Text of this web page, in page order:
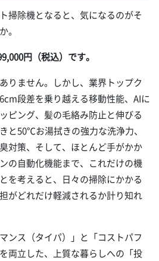
掃除機となると、気になるのがそ
。
円（税込）です。
りません。しかし、業界トップク
段差を乗り越える移動性能、AIに
ピング、髪の毛絡み防止と伸びる
と50℃お湯拭きの強力な洗浄力、
対策、そして、ほとんど手がかか
の自動化機能まで、これだけの機
を考えると、日々の掃除にかかる
がどれだけ軽減されるか計り知れ
ンス（タイパ）」と「コストパフ
両立した、上質な暮らしへの「投